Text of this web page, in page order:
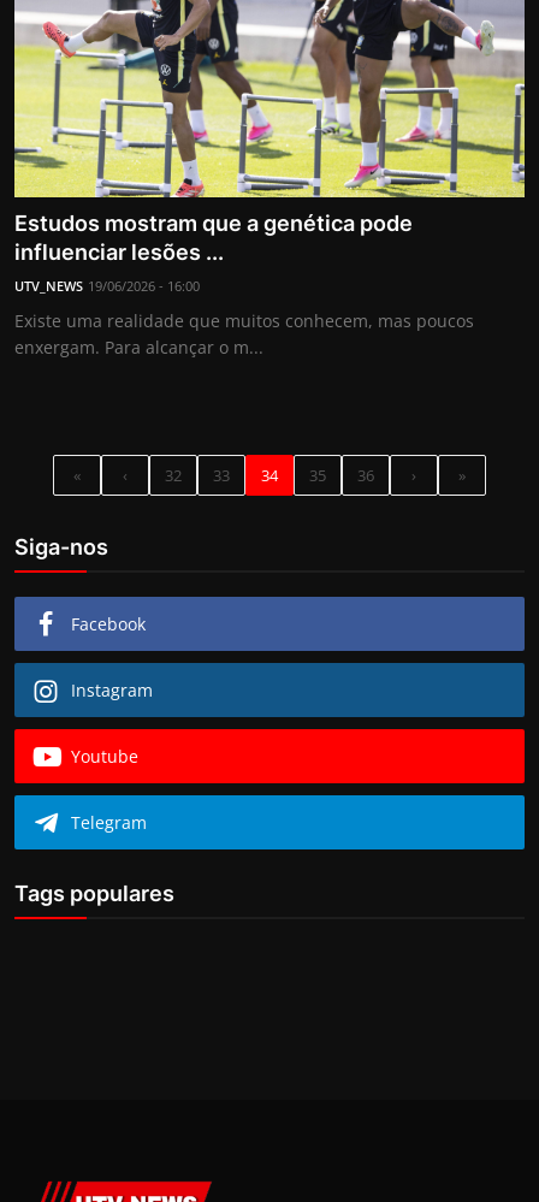
Estudos mostram que a genética pode
influenciar lesões ...
UTV_NEWS 19/06/2026 - 16:00
Existe uma realidade que muitos conhecem, mas poucos
enxergam. Para alcançar o m...
« ‹ 32 33 34 35 36 › »
Siga-nos
Facebook
Instagram
Youtube
Telegram
Tags populares